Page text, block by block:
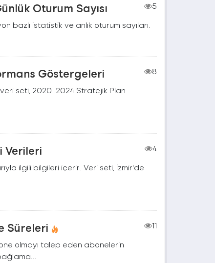
Oturum Sayısı
5
bazlı istatistik ve anlık oturum sayıları.
Göstergeleri
8
seti, 2020-2024 Stratejik Plan
Verileri
4
ilgili bilgileri içerir. Veri seti, İzmir'de
Süreleri
11
olmayı talep eden abonelerin